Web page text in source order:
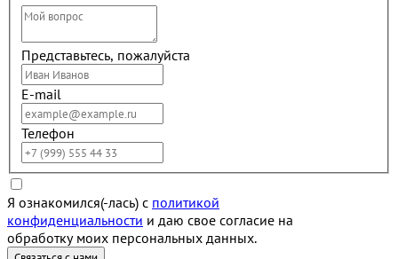
Представьтесь, пожалуйста
E-mail
Телефон
Я ознакомился(-лась) с политикой
конфиденциальности и даю свое согласие на
обработку моих персональных данных.